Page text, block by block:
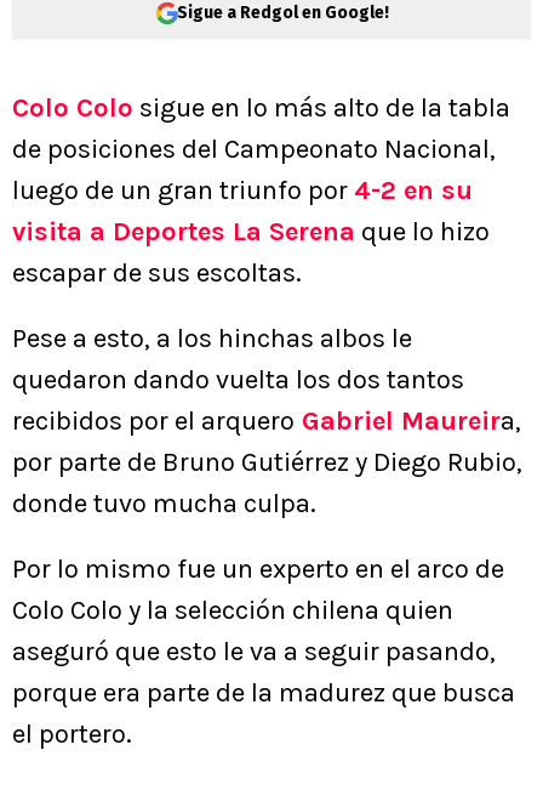
Sigue a Redgol en Google!
Colo Colo sigue en lo más alto de la tabla
de posiciones del Campeonato Nacional,
luego de un gran triunfo por 4-2 en su
visita a Deportes La Serena que lo hizo
escapar de sus escoltas.
Pese a esto, a los hinchas albos le
quedaron dando vuelta los dos tantos
recibidos por el arquero Gabriel Maureira,
por parte de Bruno Gutiérrez y Diego Rubio,
donde tuvo mucha culpa.
Por lo mismo fue un experto en el arco de
Colo Colo y la selección chilena quien
aseguró que esto le va a seguir pasando,
porque era parte de la madurez que busca
el portero.